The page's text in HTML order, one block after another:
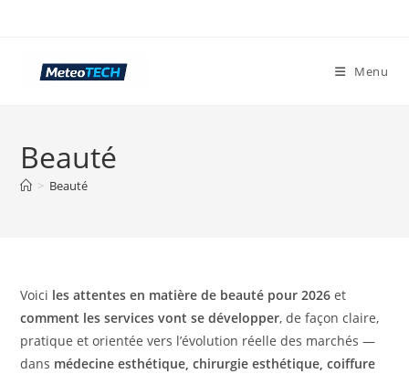
Menu
Beauté
> Beauté
Voici les attentes en matière de beauté pour 2026 et
comment les services vont se développer, de façon claire,
pratique et orientée vers l’évolution réelle des marchés —
dans médecine esthétique, chirurgie esthétique, coiffure